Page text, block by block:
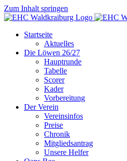
Zum Inhalt springen
Startseite
Aktuelles
Die Löwen 26/27
Hauptrunde
Tabelle
Scorer
Kader
Vorbereitung
Der Verein
Vereinsinfos
Preise
Chronik
Mitgliedsantrag
Unsere Helfer